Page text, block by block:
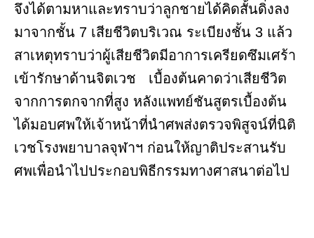
จึงได้ตามหาและทราบว่าลูกชายได้คิดสั้นดิ่งลง
มาจากชั้น 7 เสียชีวิตบริเวณ ระเบียงชั้น 3 แล้ว
สาเหตุทราบว่าผู้เสียชีวิตมีอาการเครียดซึมเศร้า
เข้ารักษาด้านจิตเวช เบื้องต้นคาดว่าเสียชีวิต
จากการตกจากที่สูง หลังแพทย์ชันสูตรเบื้องต้น
ได้มอบศพให้เจ้าหน้าที่นำศพส่งตรวจพิสูจน์ที่นิติ
เวชโรงพยาบาลจุฬาฯ ก่อนให้ญาติประสานรับ
ศพเพื่อนำไปประกอบพิธีกรรมทางศาสนาต่อไป